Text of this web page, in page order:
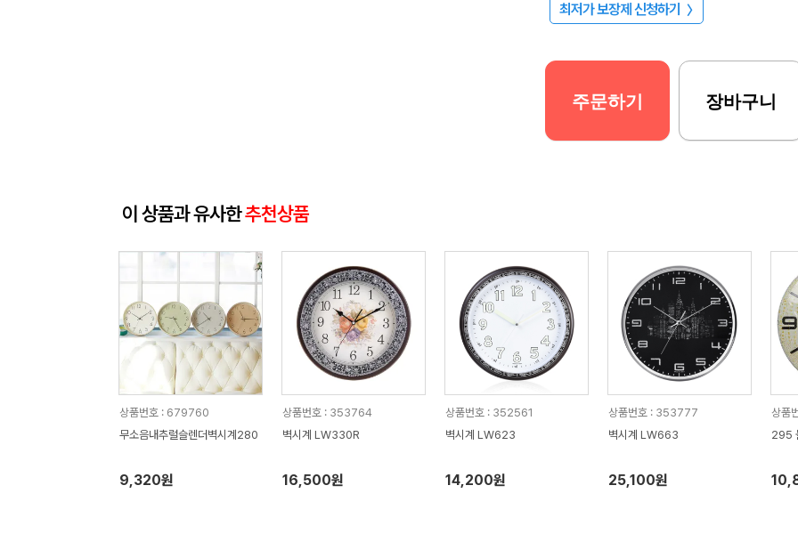
최저가 보장제 신청하기 〉
주문하기 장바구니
이 상품과 유사한추천상품
상품번호 : 679760
무소음내추럴슬렌더벽시계280
9,320원
상품번호 : 353764
벽시계 LW330R
16,500원
상품번호 : 352561
벽시계 LW623
14,200원
상품번호 : 353777
벽시계 LW663
25,100원
상품
295